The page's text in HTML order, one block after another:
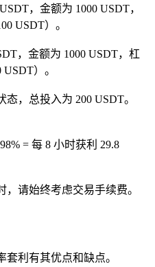
，金额为 1000 USDT，
USDT）。
，金额为 1000 USDT，杠
）。
，总投入为 200 USDT。
= 每 8 小时获利 29.8
请始终考虑交易手续费。
利有其优点和缺点。